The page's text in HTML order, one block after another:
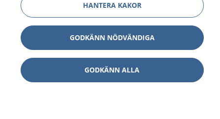
HANTERA KAKOR
GODKÄNN NÖDVÄNDIGA
GODKÄNN ALLA